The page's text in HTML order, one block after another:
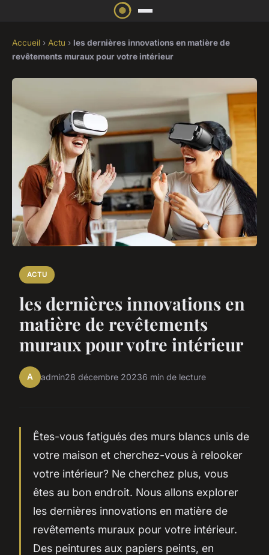
Accueil › Actu › les dernières innovations en matière de
revêtements muraux pour votre intérieur
ACTU
les dernières innovations en
matière de revêtements
muraux pour votre intérieur
A admin28 décembre 20236 min de lecture
Êtes-vous fatigués des murs blancs unis de
votre maison et cherchez-vous à relooker
votre intérieur? Ne cherchez plus, vous
êtes au bon endroit. Nous allons explorer
les dernières innovations en matière de
revêtements muraux pour votre intérieur.
Des peintures aux papiers peints, en